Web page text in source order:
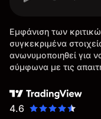
Εμφάνιση των
συγκεκριμένα
ανωνυμοποιηθεί για
σύμφωνα με τις
4.6